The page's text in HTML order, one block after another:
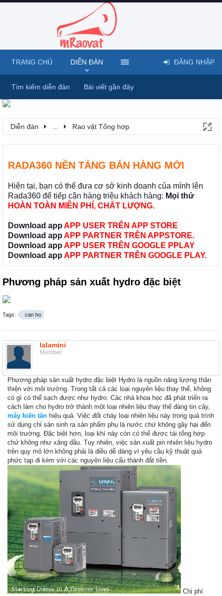
Diễn đàn Rao vặt Tổng hợp
RADA360 NỀN TẢNG BÁN HÀNG MỚI
Hiện tại, bạn có thể đưa cơ sở kinh doanh của mình lên
Rada360 để tiếp cận hàng triệu khách hàng: Mọi thứ
HOÀN TOÀN MIỄN PHÍ, CHẤT LƯỢNG.
Download app APP USER TRÊN APP STORE
Download app APP PARTNER TRÊN APPSTORE.
Download app APP USER TRÊN GOOGLE PPLAY
Download app APP PARTNER TRÊN GOOGLE PLAY.
Phương pháp sản xuất hydro đặc biệt
Tags: can ho
lalamini
Member
Phương pháp sản xuất hydro đặc biệt Hydro là nguồn năng lượng thân
thiện với môi trường. Trong tất cả các loại nguyên liệu thay thế, không
có gì có thể sạch được như hydro. Các nhà khoa học đã phát triển ra
cách làm cho hydro trở thành một loại nhiên liệu thay thế đáng tin cậy,
máy biến tần hiệu quả. Việc đốt cháy loại nhiên liệu này trong quá trình
sử dụng chỉ sản sinh ra sản phẩm phụ là nước chứ không gây hại đến
môi trường. Đặc biệt hơn, loại khí này còn có thể được tái tổng hợp
chứ không như xăng dầu. Tuy nhiên, việc sản xuất pin nhiên liệu hydro
trên quy mô lớn không phải là điều dễ dàng vì yêu cầu kỹ thuật quá
phức tạp đi kèm với các nguyên liệu cấu thành đắt tiền.
Chi phí
TRANG CHỦ DIỄN ĐÀN
Tìm kiếm diễn đàn Bài viết gần đây
ĐĂNG NHẬP